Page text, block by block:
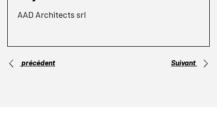
AAD Architects srl
précédent Suivant